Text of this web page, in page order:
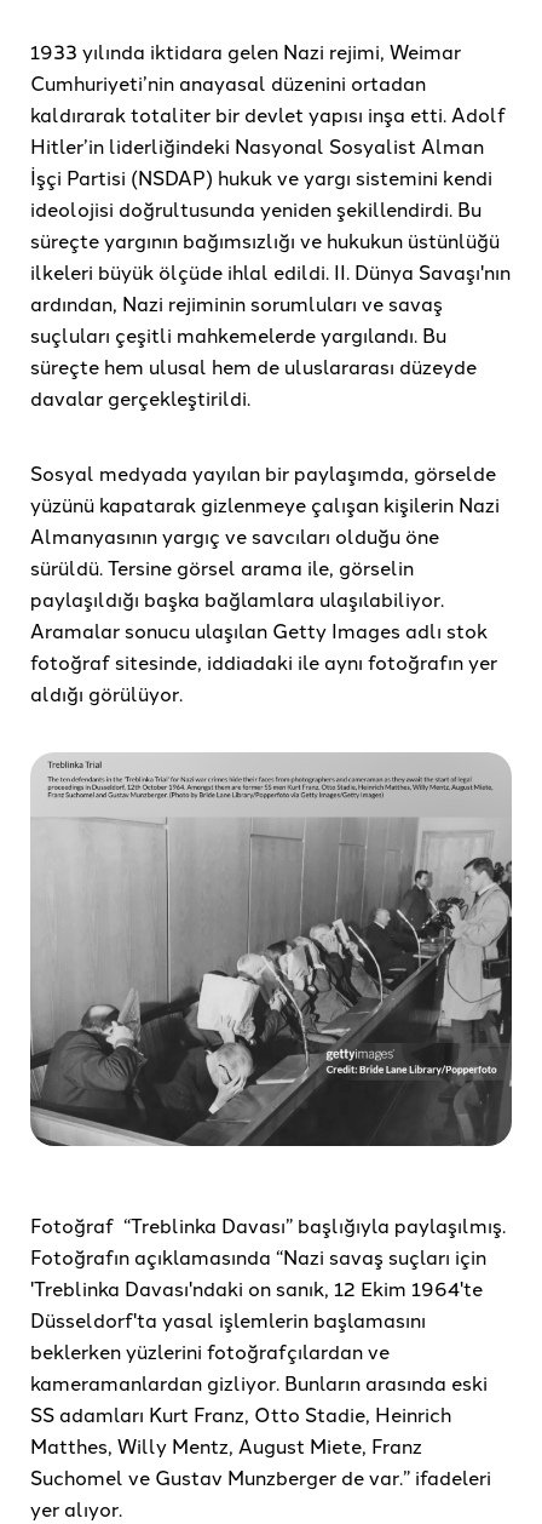
1933 yılında iktidara gelen Nazi rejimi, Weimar
Cumhuriyeti’nin anayasal düzenini ortadan
kaldırarak totaliter bir devlet yapısı inşa etti. Adolf
Hitler’in liderliğindeki Nasyonal Sosyalist Alman
İşçi Partisi (NSDAP) hukuk ve yargı sistemini kendi
ideolojisi doğrultusunda yeniden şekillendirdi. Bu
süreçte yargının bağımsızlığı ve hukukun üstünlüğü
ilkeleri büyük ölçüde ihlal edildi. II. Dünya Savaşı'nın
ardından, Nazi rejiminin sorumluları ve savaş
suçluları çeşitli mahkemelerde yargılandı. Bu
süreçte hem ulusal hem de uluslararası düzeyde
davalar gerçekleştirildi.
Sosyal medyada yayılan bir paylaşımda, görselde
yüzünü kapatarak gizlenmeye çalışan kişilerin Nazi
Almanyasının yargıç ve savcıları olduğu öne
sürüldü. Tersine görsel arama ile, görselin
paylaşıldığı başka bağlamlara ulaşılabiliyor.
Aramalar sonucu ulaşılan Getty Images adlı stok
fotoğraf sitesinde, iddiadaki ile aynı fotoğrafın yer
aldığı görülüyor.
Fotoğraf “Treblinka Davası” başlığıyla paylaşılmış.
Fotoğrafın açıklamasında “Nazi savaş suçları için
'Treblinka Davası'ndaki on sanık, 12 Ekim 1964'te
Düsseldorf'ta yasal işlemlerin başlamasını
beklerken yüzlerini fotoğrafçılardan ve
kameramanlardan gizliyor. Bunların arasında eski
SS adamları Kurt Franz, Otto Stadie, Heinrich
Matthes, Willy Mentz, August Miete, Franz
Suchomel ve Gustav Munzberger de var.” ifadeleri
yer alıyor.